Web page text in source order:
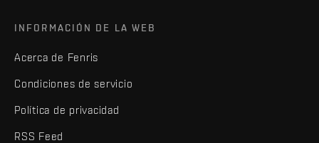
INFORMACIÓN DE LA WEB
Acerca de Fenris
Condiciones de servicio
Política de privacidad
RSS Feed